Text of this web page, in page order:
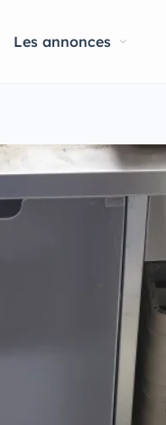
Les annonces